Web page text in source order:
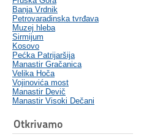
Banja Vrdnik
Petrovaradinska tvrđava
Muzej hleba
Sirmijum
Kosovo
Pećka Patrijaršija
Manastir Gračanica
Velika Hoča
Vojinovića most
Manastir Devič
Manastir Visoki Dečani
Otkrivamo